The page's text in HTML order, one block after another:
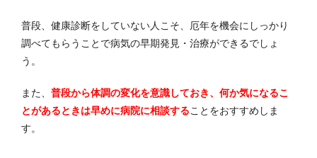
普段、健康診断をしていない人こそ、厄年を機会にしっかり
調べてもらうことで病気の早期発見・治療ができるでしょ
う。
また、 普段から体調の変化を意識しておき、何か気になるこ
とがあるときは早めに病院に相談することをおすすめしま
す。